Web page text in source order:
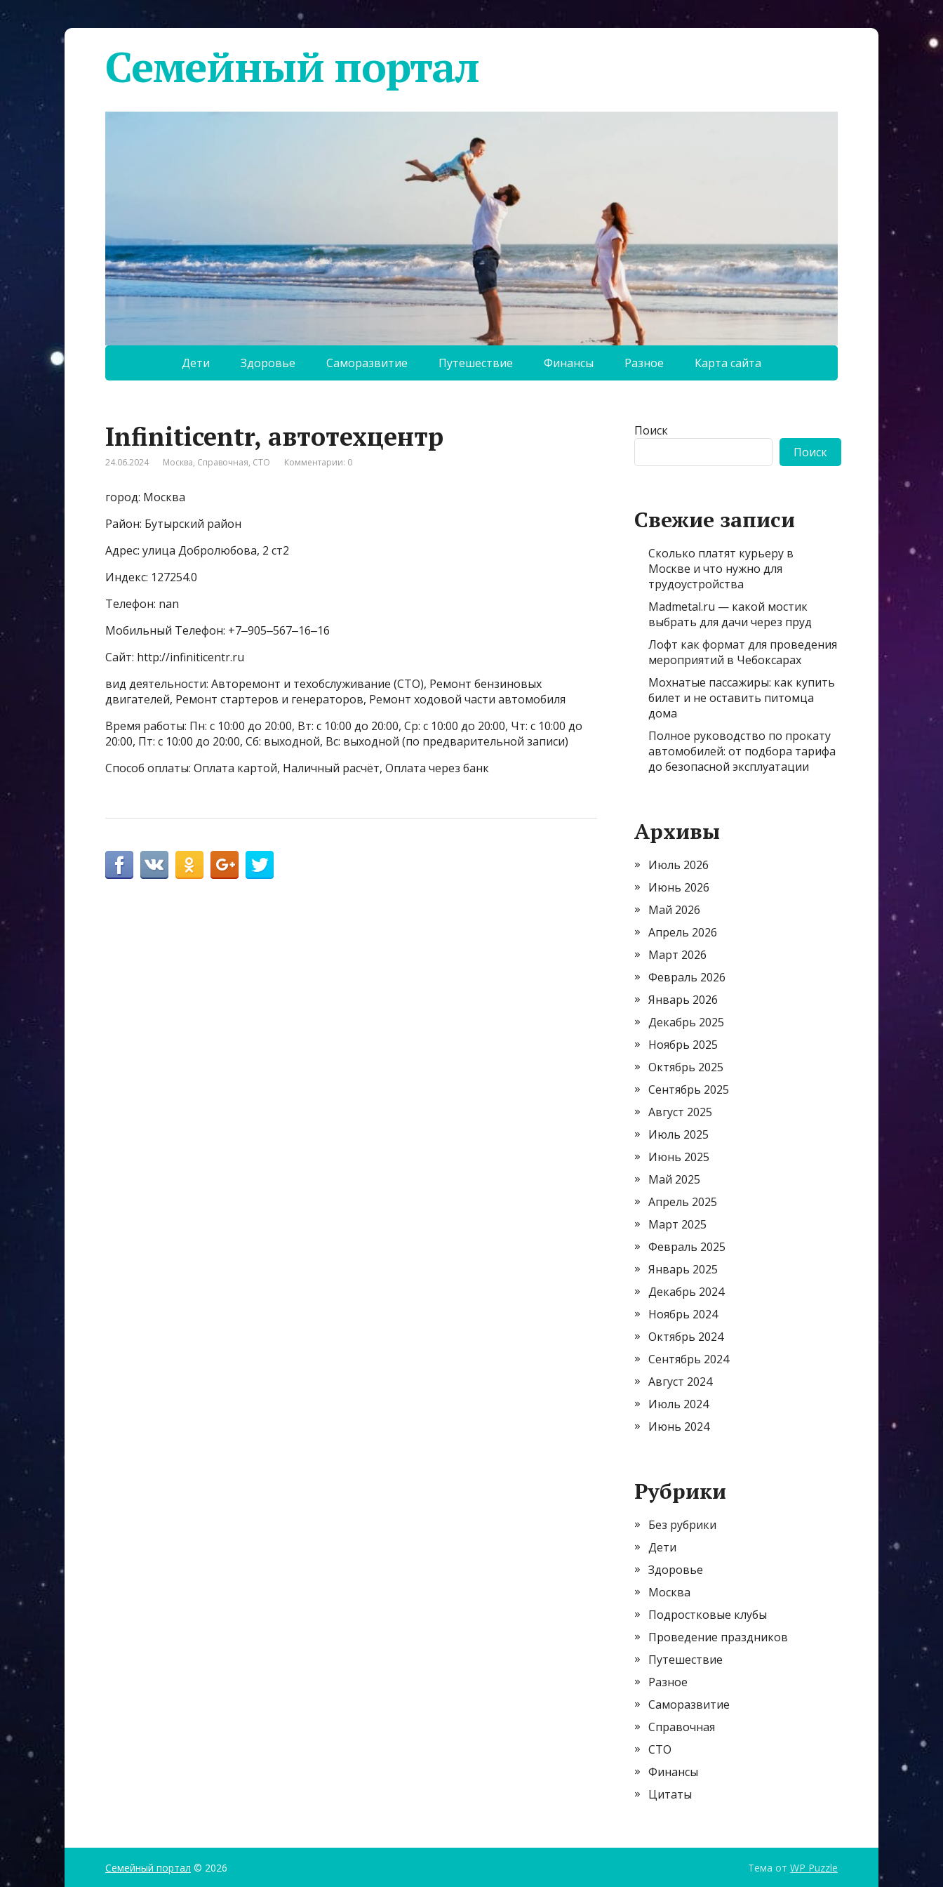
Семейный портал
Дети Здоровье Саморазвитие Путешествие Финансы Разное Карта сайта
Infiniticentr, автотехцентр
24.06.2024 Москва, Справочная, СТО Комментарии: 0
город: Москва
Район: Бутырский район
Адрес: улица Добролюбова, 2 ст2
Индекс: 127254.0
Телефон: nan
Мобильный Телефон: +7‒905‒567‒16‒16
Сайт: http://infiniticentr.ru
вид деятельности: Авторемонт и техобслуживание (СТО), Ремонт бензиновых
двигателей, Ремонт стартеров и генераторов, Ремонт ходовой части автомобиля
Время работы: Пн: с 10:00 до 20:00, Вт: с 10:00 до 20:00, Ср: с 10:00 до 20:00, Чт: с 10:00 до
20:00, Пт: с 10:00 до 20:00, Сб: выходной, Вс: выходной (по предварительной записи)
Способ оплаты: Оплата картой, Наличный расчёт, Оплата через банк
Поиск
Поиск
Свежие записи
Сколько платят курьеру в
Москве и что нужно для
трудоустройства
Madmetal.ru — какой мостик
выбрать для дачи через пруд
Лофт как формат для проведения
мероприятий в Чебоксарах
Мохнатые пассажиры: как купить
билет и не оставить питомца
дома
Полное руководство по прокату
автомобилей: от подбора тарифа
до безопасной эксплуатации
Архивы
Июль 2026
Июнь 2026
Май 2026
Апрель 2026
Март 2026
Февраль 2026
Январь 2026
Декабрь 2025
Ноябрь 2025
Октябрь 2025
Сентябрь 2025
Август 2025
Июль 2025
Июнь 2025
Май 2025
Апрель 2025
Март 2025
Февраль 2025
Январь 2025
Декабрь 2024
Ноябрь 2024
Октябрь 2024
Сентябрь 2024
Август 2024
Июль 2024
Июнь 2024
Рубрики
Без рубрики
Дети
Здоровье
Москва
Подростковые клубы
Проведение праздников
Путешествие
Разное
Саморазвитие
Справочная
СТО
Финансы
Цитаты
Семейный портал © 2026 Тема от WP Puzzle